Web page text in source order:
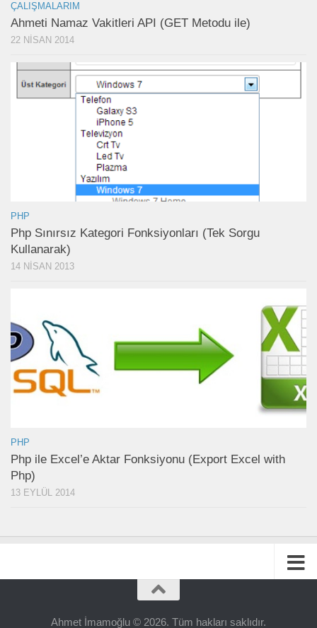
ÇALIŞMALARIM
Ahmeti Namaz Vakitleri API (GET Metodu ile)
22 NISAN 2014
PHP
Php Sınırsız Kategori Fonksiyonları (Tek Sorgu
Kullanarak)
14 NISAN 2013
PHP
Php ile Excel’e Aktar Fonksiyonu (Export Excel with
Php)
13 EYLÜL 2014
Ahmet İmamoğlu © 2026. Tüm hakları saklıdır.